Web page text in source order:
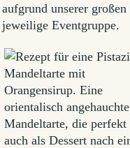
aufgrund unserer
jeweilige Eventgruppe.